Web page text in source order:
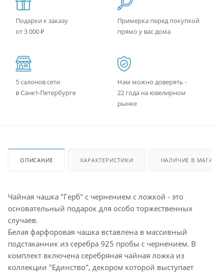
Подарки к заказу
от 3 000 ₽
Примерка перед покупкой
прямо у вас дома
5 салонов сети
в Санкт-Петербурге
Нам можно доверять -
22 года на ювелирном
рынке
ОПИСАНИЕ ХАРАКТЕРИСТИКИ НАЛИЧИЕ В
Чайная чашка "Герб" с чернением с ложкой - это
основательный подарок для особо торжественных
случаев.
Белая фарфоровая чашка вставлена в массивный
подстаканник из серебра 925 пробы с чернением. В
комплект включена серебряная чайная ложка из
коллекции "Единство", декором которой выступает